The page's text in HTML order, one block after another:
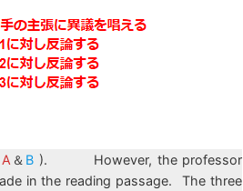
A ＆ B ). However, the professor
in the reading passage. The three